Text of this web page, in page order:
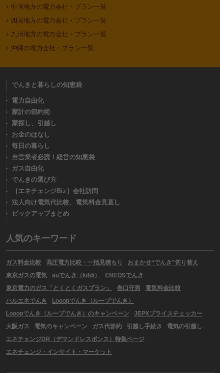
中国地方の電力会社・プラン一覧
四国地方の電力会社・プラン一覧
九州地方の電力会社・プラン一覧
沖縄の電力会社・プラン一覧
でんきと暮らしの知恵袋
電力自由化
家計の節約術
家探し、引越し
お金のはなし
毎日の暮らし
自営業者必読！経営の知恵袋
ガス自由化
でんきの選び方
［エネチェンジBiz］会社訪問
法人向け電気代比較、電気料金見直し
ピックアップまとめ
人気のキーワード
ガス料金比較 高圧電力比較・一括見積もり
おまかせ“でんき”切り替え
東京ガスの電気
auでんき（kddi）
ENEOSでんき
東京電力のガス「とくとくガスプラン」
巻口守男
電気料金比較
ハルエネでんき
Looopでんき（ループでんき）
Looopでんき（ループでんき）のキャンペーン
JEPXプライスチェッカー
大阪ガス
電気のキャンペーン ガス代節約 引越し手続き
電気の引越し
エネチェンジDR（デマンドレスポンス）特集ページ
エネチェンジ・インサイト・マーケット